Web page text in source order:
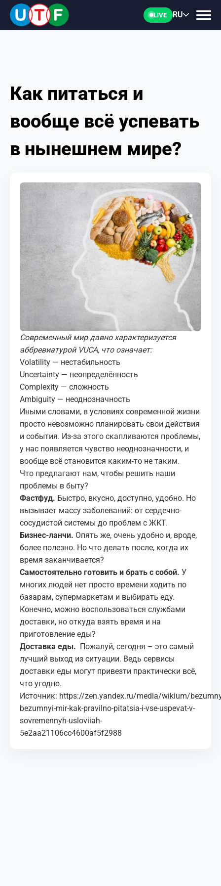
LIVE RU
ГЛАВНАЯ
ФТУ
НОВОСТИ
ПЕРСОНАЛИИ
МЕДИА
КОРТЫ
КОНТАКТЫ
Как питаться и
вообще всё успевать
в нынешнем мире?
Современный мир давно характеризуется
аббревиатурой VUCA, что означает:
Volatility — нестабильность
Uncertainty — неопределённость
Complexity — сложность
Ambiguity — неоднозначность
Иными словами, в условиях современной жизни
просто невозможно планировать свои действия
и события. Из-за этого скапливаются проблемы,
у нас появляется чувство неоднозначности, и
вообще всё становится каким-то не таким.
Что предлагают нам, чтобы решить наши
проблемы в быту?
Фастфуд. Быстро, вкусно, доступно, удобно. Но
вызывает массу заболеваний: от сердечно-
сосудистой системы до проблем с ЖКТ.
Бизнес-ланчи. Опять же, очень удобно и, вроде,
более полезно. Но что делать после, когда их
время заканчивается?
Самостоятельно готовить и брать с собой. У
многих людей нет просто времени ходить по
базарам, супермаркетам и выбирать еду.
Конечно, можно воспользоваться службами
доставки, но откуда взять время и на
приготовление еды?
Доставка еды. Пожалуй, сегодня – это самый
лучший выход из ситуации. Ведь сервисы
доставки еды могут привезти практически всё,
что угодно.
Источник: https://zen.yandex.ru/media/wikium/
bezumnyi-mir-kak-pravilno-pitatsia-i-vse-uspevat-v-
sovremennyh-usloviiah-
5e2aa21106cc4600af5f2988